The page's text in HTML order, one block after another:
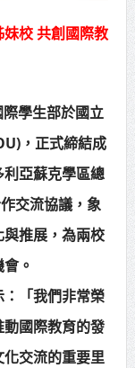
勉精進
推陳其
者及入
校 共創國際教
學生部於國立
，正式締結成
亞蘇克學區總
交流協議，象
推展，為兩校
。
「我們非常榮
國際教育的發
交流的重要里